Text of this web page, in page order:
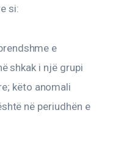
si:
e
shkak i një grupi
këto anomali
në periudhën e